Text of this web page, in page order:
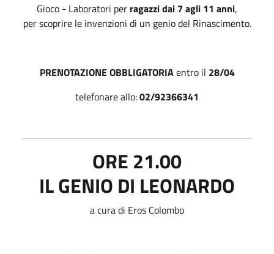
Gioco - Laboratori per ragazzi dai 7 agli 11 anni,
per scoprire le invenzioni di un genio del Rinascimento.
PRENOTAZIONE OBBLIGATORIAentro il 28/04
telefonare allo:02/92366341
ORE 21.00
IL GENIO DI LEONARDO
a cura di Eros Colombo